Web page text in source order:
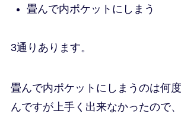
畳んで内ポケットにしまう
3通りあります。
畳んで内ポケットにしまうのは何
んですが上手く出来なかったので